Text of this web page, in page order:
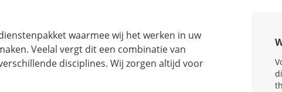
waarmee wij het werken in uw
Veelal vergt dit een combinatie van
disciplines. Wij zorgen altijd voor